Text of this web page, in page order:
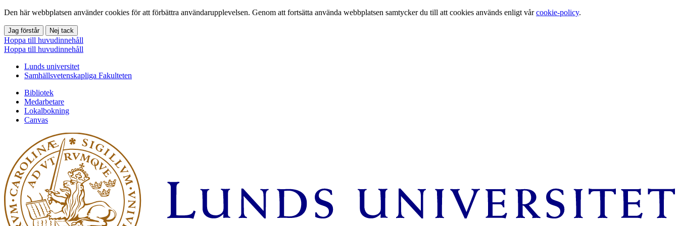
Den här webbplatsen använder cookies för att förbättra användarupplevelsen. Genom att fortsätta använda webbplatsen samtycker du till att cookies används enligt vårcookie-policy.
Jag förstår Nej tack
Hoppa till huvudinnehåll
Hoppa till huvudinnehåll
Lunds universitet
Samhällsvetenskapliga Fakulteten
Bibliotek
Medarbetare
Lokalbokning
Canvas